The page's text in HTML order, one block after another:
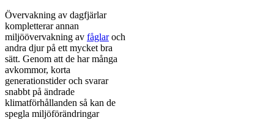
Övervakning av dagfjärlar
kompletterar annan
miljöövervakning av fåglaroch
andra djur på ett mycket bra
sätt. Genom att de har många
avkommor, korta
generationstider och svarar
snabbt på ändrade
klimatförhållanden så kan de
spegla miljöförändringar